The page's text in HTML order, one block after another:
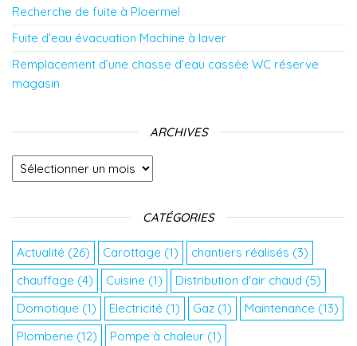
Recherche de fuite à Ploermel
Fuite d’eau évacuation Machine à laver
Remplacement d’une chasse d’eau cassée WC réserve
magasin
ARCHIVES
Archives
CATÉGORIES
Actualité (26) Carottage (1) chantiers réalisés (3)
chauffage (4) Cuisine (1) Distribution d'air chaud (5)
Domotique (1) Electricité (1) Gaz (1) Maintenance (13)
Plomberie (12) Pompe à chaleur (1)